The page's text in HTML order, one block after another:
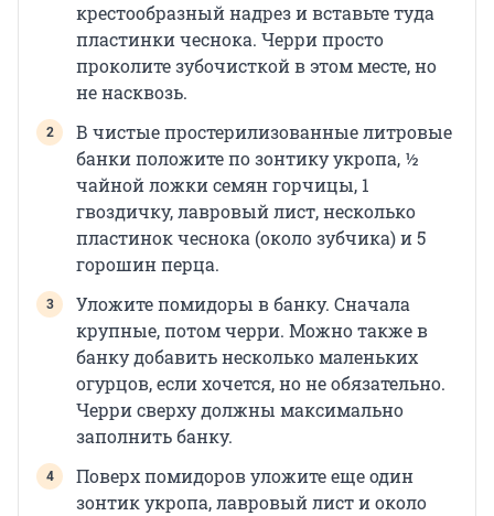
крестообразный надрез и вставьте туда
пластинки чеснока. Черри просто
проколите зубочисткой в этом месте, но
не насквозь.
В чистые простерилизованные литровые
банки положите по зонтику укропа, ½
чайной ложки семян горчицы, 1
гвоздичку, лавровый лист, несколько
пластинок чеснока (около зубчика) и 5
горошин перца.
Уложите помидоры в банку. Сначала
крупные, потом черри. Можно также в
банку добавить несколько маленьких
огурцов, если хочется, но не обязательно.
Черри сверху должны максимально
заполнить банку.
Поверх помидоров уложите еще один
зонтик укропа, лавровый лист и около